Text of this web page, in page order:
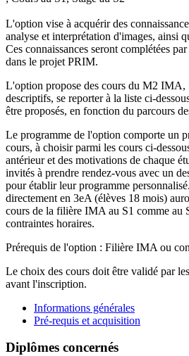
L'option vise à acquérir des
analyse et interprétation d'images, ainsi
Ces connaissances seront complétées
dans le projet PRIM.
L'option propose des cours du M2
descriptifs, se reporter à la liste ci-
être proposés, en fonction du parcours
Le programme de l'option comporte un
cours, à choisir parmi les cours ci-
antérieur et des motivations de chaque
invités à prendre rendez-vous avec un
pour établir leur programme
directement en 3eA (élèves 18 mois)
cours de la filière IMA au S1 comme au
contraintes horaires.
Prérequis de l'option : Filière IMA ou
Le choix des cours doit être validé par
avant l'inscription.
Informations générales
Pré-requis et acquisition
Diplômes concernés